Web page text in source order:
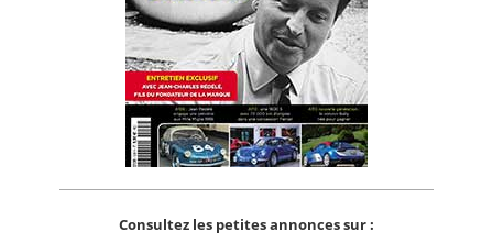
Consultez les petites annonces sur :